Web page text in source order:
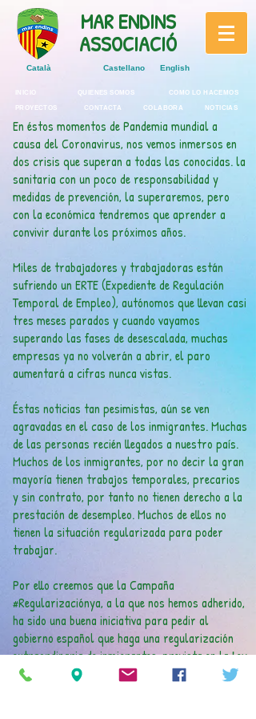
MAR ENDINS
ASSOCIACIÓ
Català Castellano English
INICIO QUIENES SOMOS COMO LO HACEMOS
PROYECTOS CONTACTA COLABORA NOTICIAS
En éstos momentos de Pandemia mundial a
causa del Coronavirus, nos vemos inmersos en
dos crisis que superan a todas las conocidas. la
sanitaria con un poco de responsabilidad y
medidas de prevención, la superaremos, pero
con la económica tendremos que aprender a
convivir durante los próximos años.
Miles de trabajadores y trabajadoras están
sufriendo un ERTE (Expediente de Regulación
Temporal de Empleo), autónomos que llevan casi
tres meses parados y cuando vayamos
superando las fases de desescalada, muchas
empresas ya no volverán a abrir, el paro
aumentará a cifras nunca vistas.
Éstas noticias tan pesimistas, aún se ven
agravadas en el caso de los inmigrantes. Muchas
de las personas recién llegados a nuestro país.
Muchos de los inmigrantes, por no decir la gran
mayoría tienen trabajos temporales, precarios
y sin contrato, por tanto no tienen derecho a la
prestación de desempleo. Muchos de ellos no
tienen la situación regularizada para poder
trabajar.
Por ello creemos que la Campaña
#Regularizaciónya, a la que nos hemos adherido,
ha sido una buena iniciativa para pedir al
gobierno español que haga una regularización
extraordinaria de inmigrantes, prevista en la Ley
de Extranjería para situaciones de emergencia.